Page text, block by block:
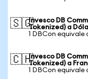
🇸🇬Invesco DB
Tokenized) a
1 DBCon equivale
🇨🇭Invesco DB
Tokenized) a
1 DBCon equivale